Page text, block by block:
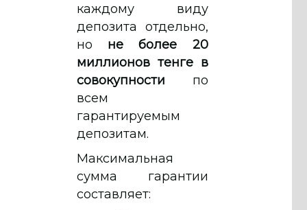
каждому виду
депозита отдельно,
но не более 20
миллионов тенге в
совокупности по
всем
гарантируемым
депозитам.
Максимальная
сумма гарантии
составляет: